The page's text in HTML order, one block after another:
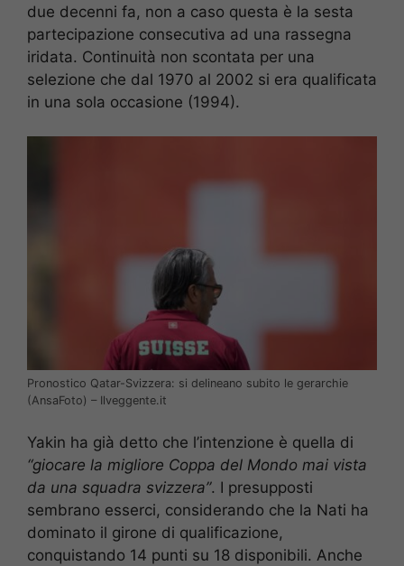
due decenni fa, non a caso questa è la sesta
partecipazione consecutiva ad una rassegna
iridata. Continuità non scontata per una
selezione che dal 1970 al 2002 si era qualificata
in una sola occasione (1994).
Pronostico Qatar-Svizzera: si delineano subito le gerarchie
(AnsaFoto) – Ilveggente.it
Yakin ha già detto che l’intenzione è quella di
“giocare la migliore Coppa del Mondo mai vista
da una squadra svizzera”. I presupposti
sembrano esserci, considerando che la Nati ha
dominato il girone di qualificazione,
conquistando 14 punti su 18 disponibili. Anche